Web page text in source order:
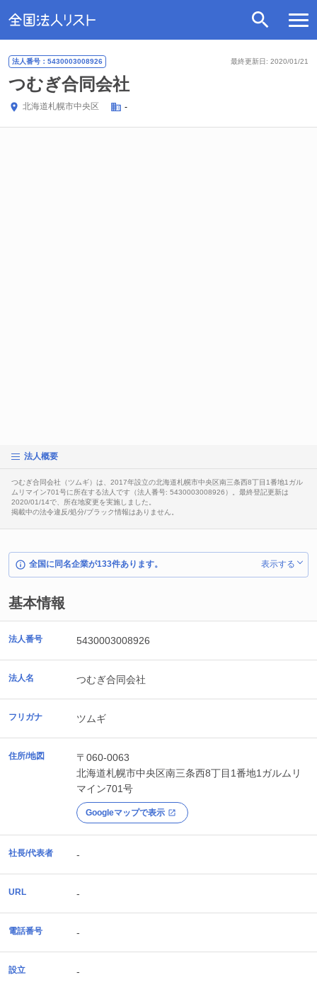
最終更新日: 2020/01/21
法人番号：5430003008926
つむぎ合同会社
北海道札幌市中央区 -
法人概要
つむぎ合同会社（ツムギ）は、2017年設立の北海道札幌市中央区南三条西8丁目1番地1ガル
ムリマイン701号に所在する法人です（法人番号: 5430003008926）。最終登記更新は
2020/01/14で、所在地変更を実施しました。
掲載中の法令違反/処分/ブラック情報はありません。
全国に同名企業が133件あります。 表示する
基本情報
法人番号 5430003008926
法人名 つむぎ合同会社
フリガナ ツムギ
住所/地図
〒060-0063
北海道札幌市中央区南三条西8丁目1番地1ガルムリ
マイン701号
Googleマップで表示
社長/代表者 -
URL -
電話番号 -
設立 -